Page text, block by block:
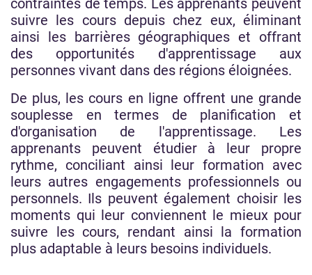
contraintes de temps. Les apprenants peuvent
suivre les cours depuis chez eux, éliminant
ainsi les barrières géographiques et offrant
des opportunités d'apprentissage aux
personnes vivant dans des régions éloignées.
De plus, les cours en ligne offrent une grande
souplesse en termes de planification et
d'organisation de l'apprentissage. Les
apprenants peuvent étudier à leur propre
rythme, conciliant ainsi leur formation avec
leurs autres engagements professionnels ou
personnels. Ils peuvent également choisir les
moments qui leur conviennent le mieux pour
suivre les cours, rendant ainsi la formation
plus adaptable à leurs besoins individuels.